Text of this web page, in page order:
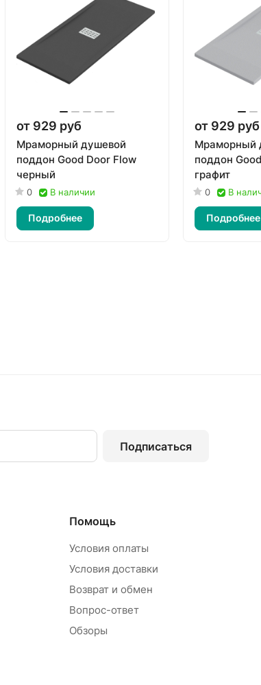
от 929 руб
Мраморный душевой
поддон Good Door Flow
черный
0 В наличии
Подробнее
от 929 руб
Мраморный
поддон
графит
0 В
Подробнее
Подписаться
Помощь
Условия оплаты
Условия доставки
Возврат и обмен
Вопрос-ответ
Обзоры